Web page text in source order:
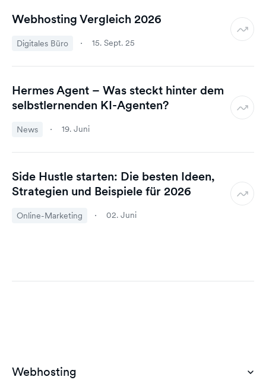
Webhosting Vergleich 2026
Digitales Büro 15. Sept. 25
Hermes Agent – Was steckt hinter dem
selbstlernenden KI-Agenten?
News 19. Juni
Side Hustle starten: Die besten Ideen,
Strategien und Beispiele für 2026
Online-Marketing 02. Juni
Webhosting